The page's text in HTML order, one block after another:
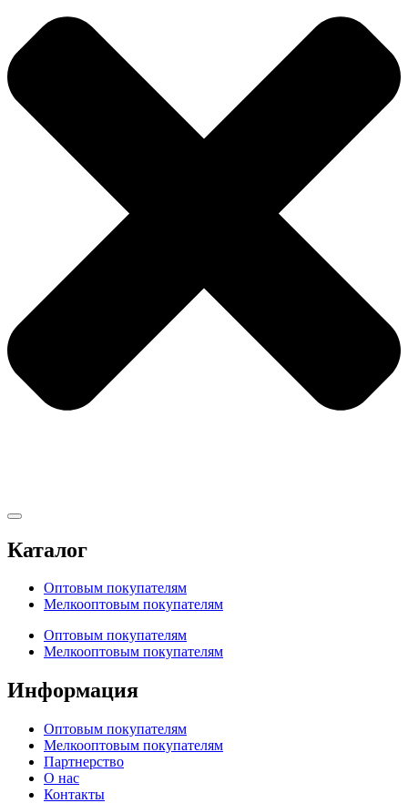
Каталог
Оптовым покупателям
Мелкооптовым покупателям
Оптовым покупателям
Мелкооптовым покупателям
Информация
Оптовым покупателям
Мелкооптовым покупателям
Партнерство
О нас
Контакты